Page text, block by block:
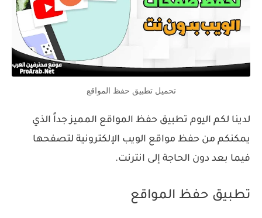
تحميل تطبيق حفظ المواقع
لدينا لكم اليوم تطبيق حفظ المواقع المميز جداً الذي
يمكنكم من حفظ مواقع الويب الإلكترونية لتصفحها
فيما بعد دون الحاجة إلى انترنت.
تطبيق حفظ المواقع